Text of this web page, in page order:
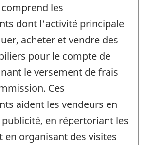
les
dont l'activité principale
acheter et vendre des
pour le compte de
le versement de frais
Ces
aident les vendeurs en
en répertoriant les
en organisant des visites